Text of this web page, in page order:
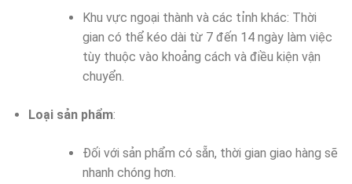
Khu vực ngoại thành và các tỉnh khác: Thời
gian có thể kéo dài từ 7 đến 14 ngày làm việc
tùy thuộc vào khoảng cách và điều kiện vận
chuyển.
Loại sản phẩm:
Đối với sản phẩm có sẵn, thời gian giao hàng sẽ
nhanh chóng hơn.